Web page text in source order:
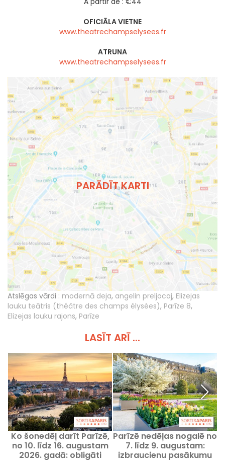
OFICIĀLA VIETNE
www.theatrechampselysees.fr
ATRUNA
www.theatrechampselysees.fr
PARĀDĪT KARTI
Atslēgas vārdi : modernā deja, angelin preljocaj, Elizejas
lauku teātris (théâtre des champs élysées), Parīze 8,
Elizejas lauku rajons, Parīze
LASĪT ARĪ ...
Ko šonedēļ darīt Parīzē,
no 10. līdz 16. augustam
2026. gadā: obligāti
Parīzē nedēļas nogalē no
7. līdz 9. augustam:
izbraucienu pasākumu